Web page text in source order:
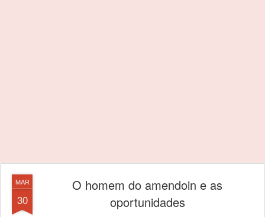
MAR
30
O homem do amendoin e as
oportunidades